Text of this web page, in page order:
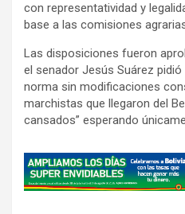
con representatividad y
base a las comisiones
Las disposiciones fueron
el senador Jesús Suárez
norma sin modificaciones
marchistas que llegaron del
cansados” esperando
A
d